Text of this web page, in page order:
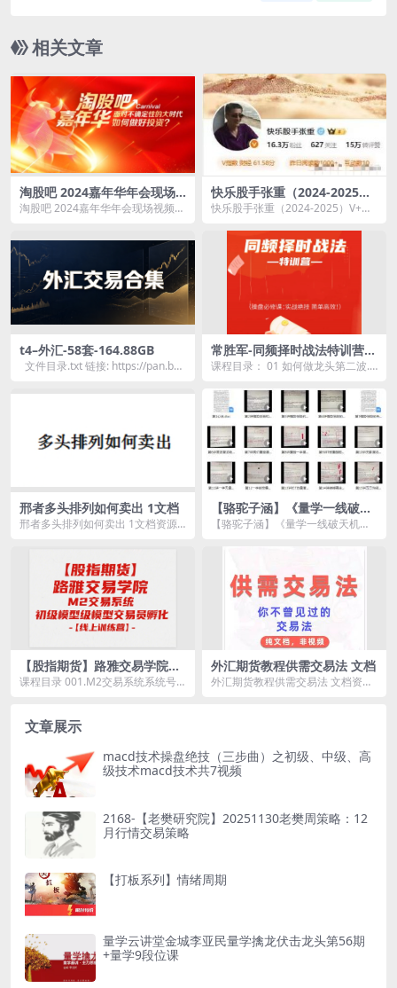
相关文章
淘股吧 2024嘉年华年会现场
视频汇总
淘股吧 2024嘉年华年会现场视频汇
快乐股手张重（2024-2025）
V+视频合集-45.5 GB
快乐股手张重（2024-2025）V+视
t4–外汇-58套-164.88GB
文件目录.txt 链接: https://pan.bai
常胜军-同频择时战法特训营，
操盘必修课实战绝技简单高效!
课程目录： 01 如何做龙头第二波.
p4...
邢者多头排列如何卖出 1文档
邢者多头排列如何卖出 1文档资源
【骆驼子涵】《量学一线破天
机，二点定乾坤的强势低吸》
【骆驼子涵】《量学一线破天机，
【股指期货】路雅交易学院M
2交易系统初级模型交易员孵
课程目录 001.M2交易系统系统号
外汇期货教程供需交易法 文档
外汇期货教程供需交易法 文档资源
文章展示
macd技术操盘绝技（三步曲）之初级、中级、高
级技术macd技术共7视频
2168-【老樊研究院】20251130老樊周策略：12
月行情交易策略
【打板系列】情绪周期
量学云讲堂金城李亚民量学擒龙伏击龙头第56期
+量学9段位课